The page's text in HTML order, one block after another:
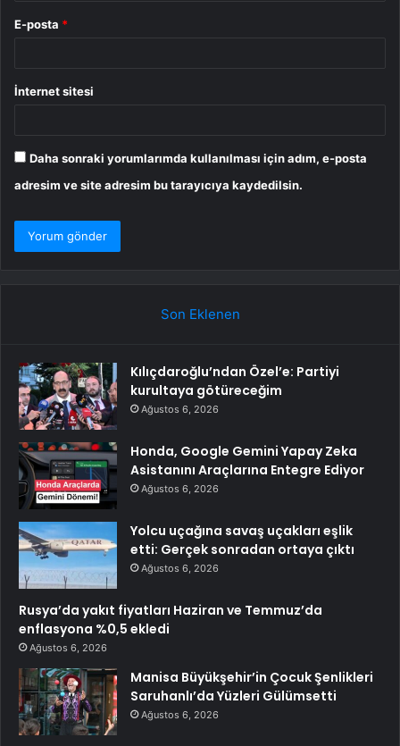
E-posta *
İnternet sitesi
Daha sonraki yorumlarımda kullanılması için adım, e-posta
adresim ve site adresim bu tarayıcıya kaydedilsin.
Son Eklenen
Kılıçdaroğlu’ndan Özel’e: Partiyi
kurultaya götüreceğim
Ağustos 6, 2026
Honda, Google Gemini Yapay Zeka
Asistanını Araçlarına Entegre Ediyor
Ağustos 6, 2026
Yolcu uçağına savaş uçakları eşlik
etti: Gerçek sonradan ortaya çıktı
Ağustos 6, 2026
Rusya’da yakıt fiyatları Haziran ve Temmuz’da
enflasyona %0,5 ekledi
Ağustos 6, 2026
Manisa Büyükşehir’in Çocuk Şenlikleri
Saruhanlı’da Yüzleri Gülümsetti
Ağustos 6, 2026